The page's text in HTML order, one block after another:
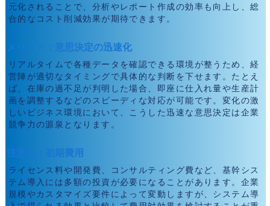
元化されることで、分析やレポート作成の効率も向上し、総
合的なコスト削減効果が期待できます。
メリット：意思決定の迅速化
リアルタイムで各種データを確認できる環境が整うため、経
営陣が適切なタイミングで具体的な判断を下せます。たとえ
ば、在庫の過不足が判明した場合、即座に仕入れ量や生産計
画を調整するなどのスピーディな対応が可能です。変化の激
しいビジネス環境において、こうした迅速な意思決定は企業
競争力の源泉となります。
注意点：初期費用
ライセンス料や開発費、コンサルティング費など、基幹シス
テム導入には多額の投資が必要になることがあります。企業
規模やカスタマイズ要件によって変動しますが、システム導